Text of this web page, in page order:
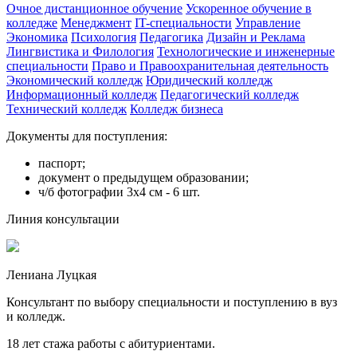
Очное дистанционное обучение Ускоренное обучение в
колледже Менеджмент IT-специальности Управление
Экономика Психология Педагогика Дизайн и Реклама
Лингвистика и Филология Технологические и инженерные
специальности Право и Правоохранительная деятельность
Экономический колледж Юридический колледж
Информационный колледж Педагогический колледж
Технический колледж Колледж бизнеса
Документы для поступления:
паспорт;
документ о предыдущем образовании;
ч/б фотографии 3х4 см - 6 шт.
Линия консультации
Лениана Луцкая
Консультант по выбору специальности и поступлению в вуз
и колледж.
18 лет стажа работы с абитуриентами.